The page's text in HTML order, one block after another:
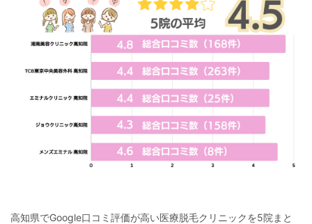
高知県でGoogle口コミ評価が高い医療脱毛クリニックを5院まと